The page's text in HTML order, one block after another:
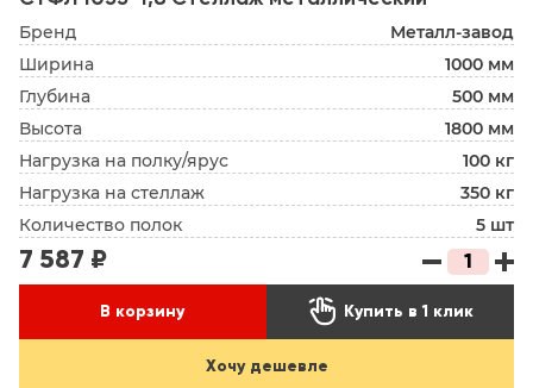
Бренд
Металл-завод
Ширина
1000 мм
Глубина
500 мм
Высота
1800 мм
Нагрузка на полку/ярус
100 кг
Нагрузка на стеллаж
350 кг
Количество полок
5 шт
7 587 ₽
В корзину  Купить в 1 клик
Хочу дешевле